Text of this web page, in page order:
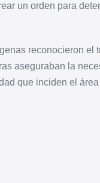
un orden para
reconocieron el
aseguraban la
que inciden el